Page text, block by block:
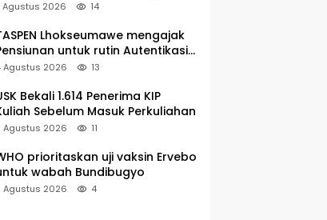
Agustus 2026 14
Lhokseumawe mengajak
untuk rutin Autentikasi
bulan agar Manfaat Pensiun
Agustus 2026 13
Bekali 1.614 Penerima KIP
Sebelum Masuk Perkuliahan
Agustus 2026 11
prioritaskan uji vaksin Ervebo
wabah Bundibugyo
Agustus 2026 4